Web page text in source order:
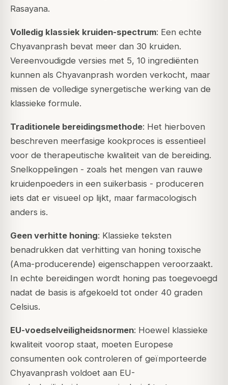
Rasayana.
Volledig klassiek kruiden-spectrum: Een echte
Chyavanprash bevat meer dan 30 kruiden.
Vereenvoudigde versies met 5, 10 ingrediënten
kunnen als Chyavanprash worden verkocht, maar
missen de volledige synergetische werking van de
klassieke formule.
Traditionele bereidingsmethode: Het hierboven
beschreven meerfasige kookproces is essentieel
voor de therapeutische kwaliteit van de bereiding.
Snelkoppelingen - zoals het mengen van rauwe
kruidenpoeders in een suikerbasis - produceren
iets dat er visueel op lijkt, maar farmacologisch
anders is.
Geen verhitte honing: Klassieke teksten
benadrukken dat verhitting van honing toxische
(Ama-producerende) eigenschappen veroorzaakt.
In echte bereidingen wordt honing pas toegevoegd
nadat de basis is afgekoeld tot onder 40 graden
Celsius.
EU-voedselveiligheidsnormen: Hoewel klassieke
kwaliteit voorop staat, moeten Europese
consumenten ook controleren of geïmporteerde
Chyavanprash voldoet aan EU-